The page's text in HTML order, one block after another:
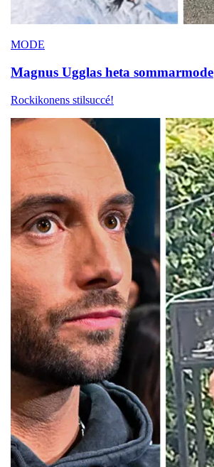
MODE
Magnus Ugglas heta sommarmode
Rockikonens stilsuccé!